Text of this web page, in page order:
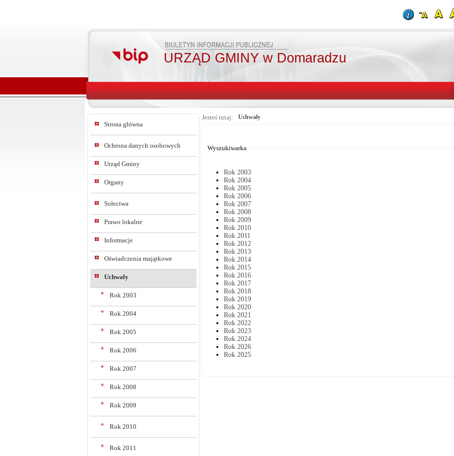
URZĄD GMINY w Domaradzu
Strona główna
Ochrona danych osobowych
Urząd Gminy
Organy
Sołectwa
Prawo lokalne
Informacje
Oświadczenia majątkowe
Uchwały
Rok 2003
Rok 2004
Rok 2005
Rok 2006
Rok 2007
Rok 2008
Rok 2009
Rok 2010
Rok 2011
Jesteś tutaj: Uchwały
Wyszukiwarka
Rok 2003
Rok 2004
Rok 2005
Rok 2006
Rok 2007
Rok 2008
Rok 2009
Rok 2010
Rok 2011
Rok 2012
Rok 2013
Rok 2014
Rok 2015
Rok 2016
Rok 2017
Rok 2018
Rok 2019
Rok 2020
Rok 2021
Rok 2022
Rok 2023
Rok 2024
Rok 2026
Rok 2025